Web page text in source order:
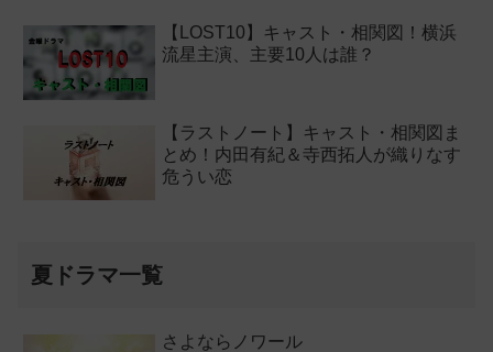
【LOST10】キャスト・相関図！横浜
流星主演、主要10人は誰？
【ラストノート】キャスト・相関図ま
とめ！内田有紀＆寺西拓人が織りなす
危うい恋
夏ドラマ一覧
さよならノワール